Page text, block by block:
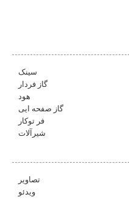
سینک
گاز فردار
هود
گاز صفحه ایی
فر توکار
شیرآلات
تصاویر
ویدئو